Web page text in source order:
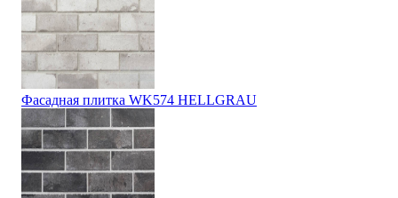
Фасадная плитка WK574 HELLGRAU